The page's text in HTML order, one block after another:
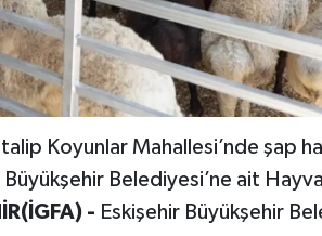
Koyunlar Mahallesi’nde şap
Belediyesi’ne ait
- Eskişehir Büyükşehir